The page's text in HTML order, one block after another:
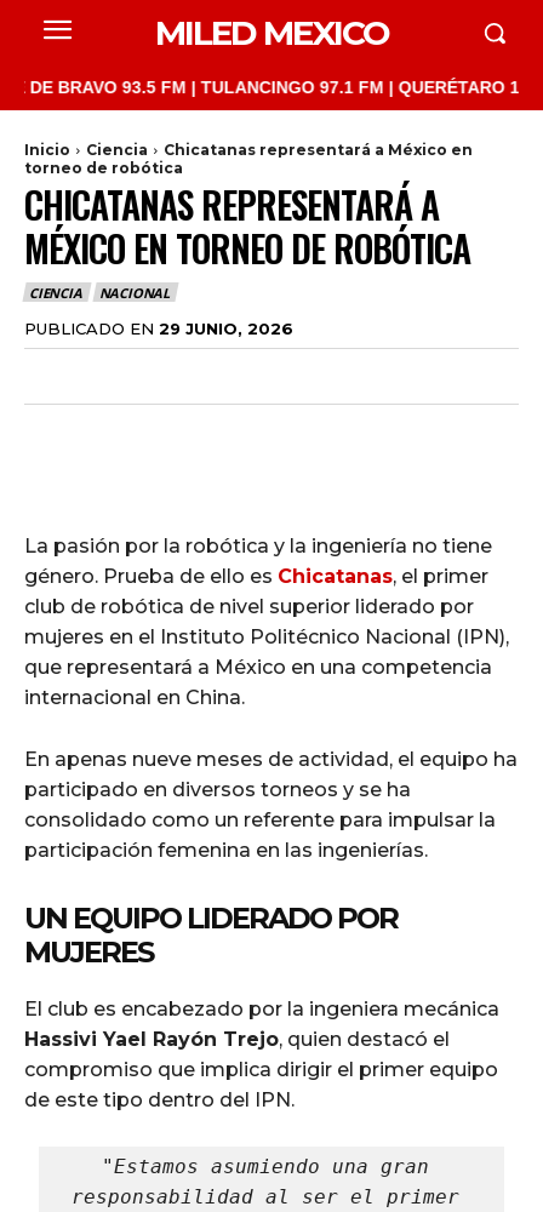
MILED MEXICO
93.5 FM | TULANCINGO 97.1 FM | QUERÉTARO 103.1
Inicio Ciencia
Chicatanas representará a México en
torneo de robótica
CHICATANAS REPRESENTARÁ A
MÉXICO EN TORNEO DE ROBÓTICA
CIENCIA NACIONAL
PUBLICADO EN 29 JUNIO, 2026
La pasión por la robótica y la ingeniería no tiene
género. Prueba de ello es Chicatanas, el primer
club de robótica de nivel superior liderado por
mujeres en el Instituto Politécnico Nacional (IPN),
que representará a México en una competencia
internacional en China.
En apenas nueve meses de actividad, el equipo ha
participado en diversos torneos y se ha
consolidado como un referente para impulsar la
participación femenina en las ingenierías.
UN EQUIPO LIDERADO POR
MUJERES
El club es encabezado por la ingeniera mecánica
Hassivi Yael Rayón Trejo, quien destacó el
compromiso que implica dirigir el primer equipo
de este tipo dentro del IPN.
"Estamos asumiendo una gran
responsabilidad al ser el primer